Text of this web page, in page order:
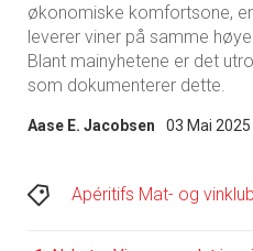
økonomiske komfortsone,
leverer viner på samme
Blant mainyhetene er det
som dokumenterer dette.
Aase E. Jacobsen 03 Mai 2025
Apéritifs Mat- og